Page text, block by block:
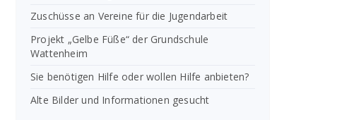
Zuschüsse an Vereine für die Jugendarbeit
Projekt „Gelbe Füße“ der Grundschule
Wattenheim
Sie benötigen Hilfe oder wollen Hilfe anbieten?
Alte Bilder und Informationen gesucht